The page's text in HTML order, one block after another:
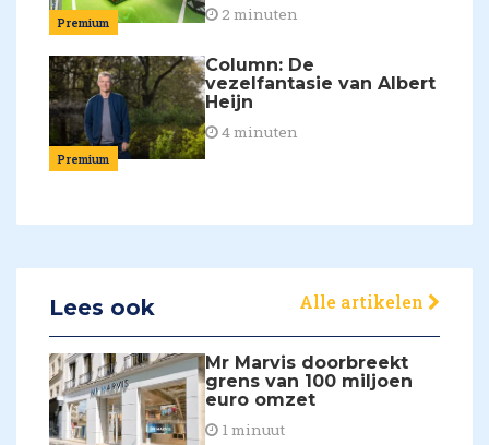
Premium 2 minuten
Premium
Column: De
vezelfantasie van Albert
Heijn
4 minuten
Lees ook Alle artikelen
Mr Marvis doorbreekt
grens van 100 miljoen
euro omzet
1 minuut